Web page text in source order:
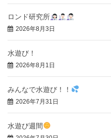
ロンド研究所
2026年8月3日
水遊び！
2026年8月1日
みんなで水遊び！！
2026年7月31日
水遊び週間